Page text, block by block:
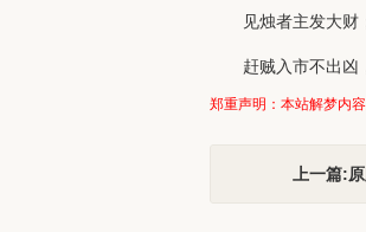
见烛者主发大财
赶贼入市不出凶
郑重声明：本站解梦内
上一篇: